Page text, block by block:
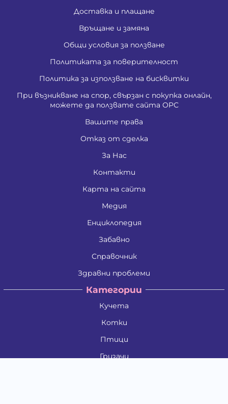
Доставка и плащане
Връщане и замяна
Общи условия за ползване
Политиката за поверителност
Политика за използване на бисквитки
При възникване на спор, свързан с покупка онлайн,
можете да ползвате сайта ОРС
Вашите права
Отказ от сделка
За Нас
Контакти
Карта на сайта
Медия
Енциклопедия
Забавно
Справочник
Здравни проблеми
Категории
Кучета
Котки
Птици
Гризачи